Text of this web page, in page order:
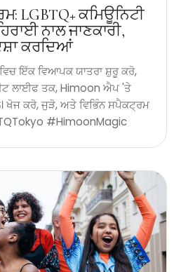
LGBTQ+ ਕਮਿਊਨਿਟੀ
ਨਾਲ ਜਾਣਕਾਰੀ,
ਕਰਦਿਆਂ
ਇੱਕ ਵਿਆਪਕ ਯਾਤਰਾ ਸ਼ੁਰੂ ਕਰੋ,
ਲਾਈਫ ਤਕ, Himoon ਐਪ 'ਤੇ
ਖੋਜ ਕਰੋ, ਜੁੜੋ, ਅਤੇ ਵਿਭਿੰਨ ਸਪੈਕਟ੍ਰਮ
#HimoonMagic